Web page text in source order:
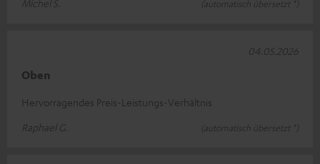
Michel S. (automatisch übersetzt *)
Oben
Hervorragendes Preis-Leistungs-Verhältnis
Raphael G.
(automatisch übersetzt *)
04.05.2026